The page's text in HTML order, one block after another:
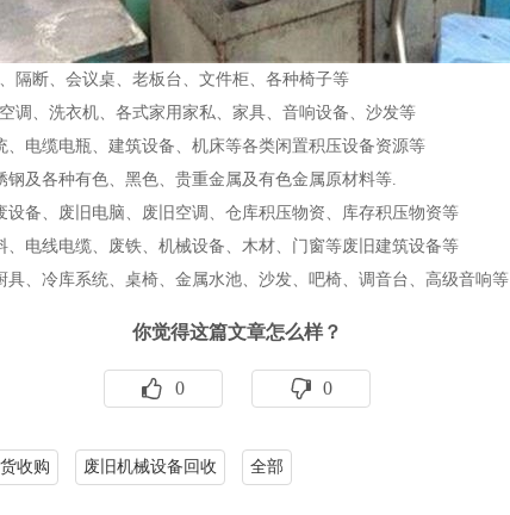
隔断、会议桌、老板台、文件柜、各种椅子等
调、洗衣机、各式家用家私、家具、音响设备、沙发等
电缆电瓶、建筑设备、机床等各类闲置积压设备资源等
及各种有色、黑色、贵重金属及有色金属原材料等.
备、废旧电脑、废旧空调、仓库积压物资、库存积压物资等
电线电缆、废铁、机械设备、木材、门窗等废旧建筑设备等
、冷库系统、桌椅、金属水池、沙发、吧椅、调音台、高级音响等
你觉得这篇文章怎么样？
0 0
收购 废旧机械设备回收 全部